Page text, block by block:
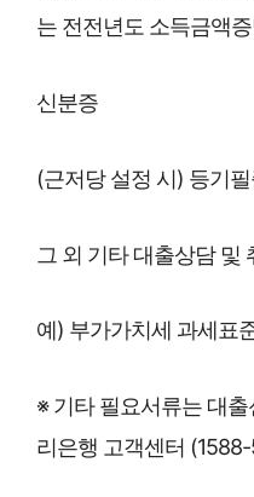
는 전전년도 소득금액
신분증
(근저당 설정 시) 등기
그 외 기타 대출상담 및
예) 부가가치세 과세표
※ 기타 필요서류는 대
리은행 고객센터